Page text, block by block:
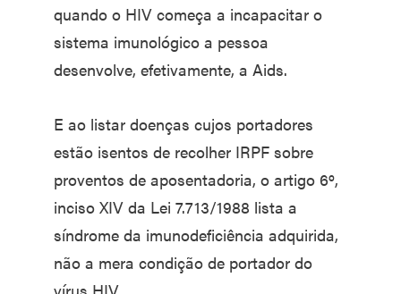
quando o HIV começa a incapacitar o
sistema imunológico a pessoa
desenvolve, efetivamente, a Aids.
E ao listar doenças cujos portadores
estão isentos de recolher IRPF sobre
proventos de aposentadoria, o artigo 6º,
inciso XIV da Lei 7.713/1988 lista a
síndrome da imunodeficiência adquirida,
não a mera condição de portador do